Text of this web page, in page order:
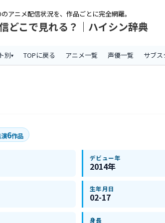
アニメ配信状況を、作品ごとに完全網羅。
どこで見れる？｜ハイシン辞典
別 TOPに戻る アニメ一覧 声優一覧 サブ
6作品
デビュー年
2014年
生年月日
02-17
身長